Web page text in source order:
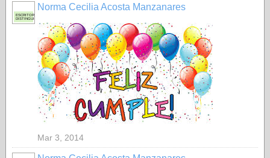
ESCRITORA
DISTINGUIDA
Norma Cecilia Acosta Manzanares
Mar 3, 2014